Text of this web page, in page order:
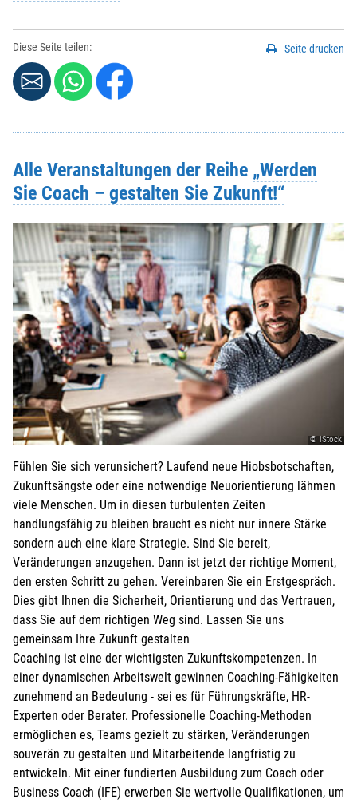
Diese Seite teilen: Seite drucken
Alle Veranstaltungen der Reihe „Werden
Sie Coach – gestalten Sie Zukunft!“
© iStock
Fühlen Sie sich verunsichert? Laufend neue Hiobsbotschaften,
Zukunftsängste oder eine notwendige Neuorientierung lähmen
viele Menschen. Um in diesen turbulenten Zeiten
handlungsfähig zu bleiben braucht es nicht nur innere Stärke
sondern auch eine klare Strategie. Sind Sie bereit,
Veränderungen anzugehen. Dann ist jetzt der richtige Moment,
den ersten Schritt zu gehen. Vereinbaren Sie ein Erstgespräch.
Dies gibt Ihnen die Sicherheit, Orientierung und das Vertrauen,
dass Sie auf dem richtigen Weg sind. Lassen Sie uns
gemeinsam Ihre Zukunft gestalten
Coaching ist eine der wichtigsten Zukunftskompetenzen. In
einer dynamischen Arbeitswelt gewinnen Coaching-Fähigkeiten
zunehmend an Bedeutung - sei es für Führungskräfte, HR-
Experten oder Berater. Professionelle Coaching-Methoden
ermöglichen es, Teams gezielt zu stärken, Veränderungen
souverän zu gestalten und Mitarbeitende langfristig zu
entwickeln. Mit einer fundierten Ausbildung zum Coach oder
Business Coach (IFE) erwerben Sie wertvolle Qualifikationen, um